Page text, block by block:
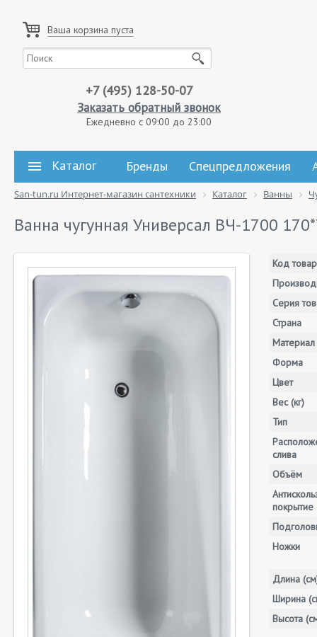
Ваша корзина пуста
+7 (495) 128-50-07
Заказать обратный звонок
Ежедневно с 09:00 до 23:00
Каталог Бренды Спецпредложения
San-tun.ru Интернет-магазин сантехники Каталог Ванны
Ванна чугунная Универсал ВЧ-1700
Код
Серия
Страна
Материал
Форма
Цвет
Вес (кг)
Тип
слива
Объём
покрытие
Ножки
Длина
Ширина
Высота